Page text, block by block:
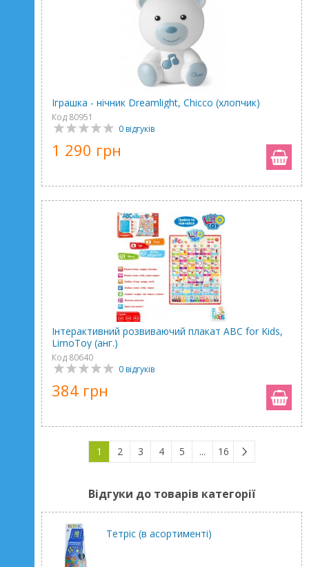
Іграшка - нічник Dreamlight, Chicco (хлопчик)
Код 80951
0 відгуків
1 290 грн
Інтерактивний розвиваючий плакат ABC for Kids,
LimoToy (анг.)
Код 80640
0 відгуків
384 грн
1 2 3 4 5 ... 16
Відгуки до товарів категорії
Тетріс (в асортименті)